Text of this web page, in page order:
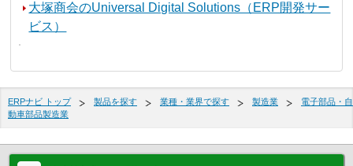
大塚商会のUniversal Digital Solutions（ERP開発サー
ビス）
ERPナビ トップ 製品を探す 業種・業界で探す 製造業
電子部品・自
動車部品製造業